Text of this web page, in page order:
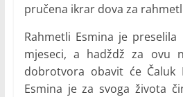
pručena ikrar dova za
Rahmetli Esmina je
mjeseci, a hadždž za ovu
dobrotvora obavit će Čaluk
Esmina je za svoga života